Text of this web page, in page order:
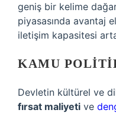
geniş bir kelime
piyasasında avantaj
iletişim kapasitesi
KAMU
Devletin kültürel ve
fırsat maliyeti ve